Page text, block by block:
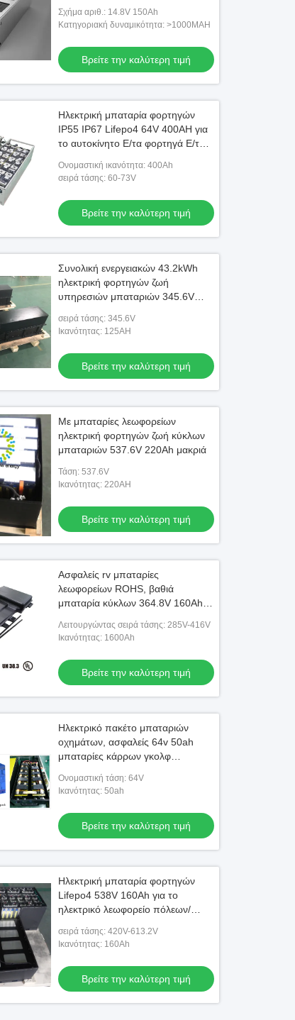
Σχήμα αριθ.: 14.8V 150Ah
Κατηγοριακή δυναμικότητα: >1000MAH
Βρείτε την καλύτερη τιμή
Ηλεκτρική μπαταρία φορτηγών
IP55 IP67 Lifepo4 64V 400AH για
το αυτοκίνητο Ε/τα φορτηγά Ε/το
Ονομαστική ικανότητα: 400Ah
σειρά τάσης: 60-73V
Βρείτε την καλύτερη τιμή
Συνολική ενεργειακών 43.2kWh
ηλεκτρική φορτηγών ζωή
υπηρεσιών μπαταριών 345.6V
σειρά τάσης: 345.6V
Ικανότητας: 125AH
Βρείτε την καλύτερη τιμή
Με μπαταρίες λεωφορείων
ηλεκτρική φορτηγών ζωή κύκλων
μπαταριών 537.6V 220Ah μακριά
Τάση: 537.6V
Ικανότητας: 220AH
Βρείτε την καλύτερη τιμή
Ασφαλείς rv μπαταρίες
λεωφορείων ROHS, βαθιά
μπαταρία κύκλων 364.8V 160Ah
Λειτουργώντας σειρά τάσης: 285V-416V
Ικανότητας: 1600Ah
Βρείτε την καλύτερη τιμή
Ηλεκτρικό πακέτο μπαταριών
οχημάτων, ασφαλείς 64v 50ah
μπαταρίες κάρρων γκολφ
Ονομαστική τάση: 64V
Ικανότητας: 50ah
Βρείτε την καλύτερη τιμή
Ηλεκτρική μπαταρία φορτηγών
Lifepo4 538V 160Ah για το
ηλεκτρικό λεωφορείο πόλεων/
σειρά τάσης: 420V-613.2V
Ικανότητας: 160Ah
Βρείτε την καλύτερη τιμή